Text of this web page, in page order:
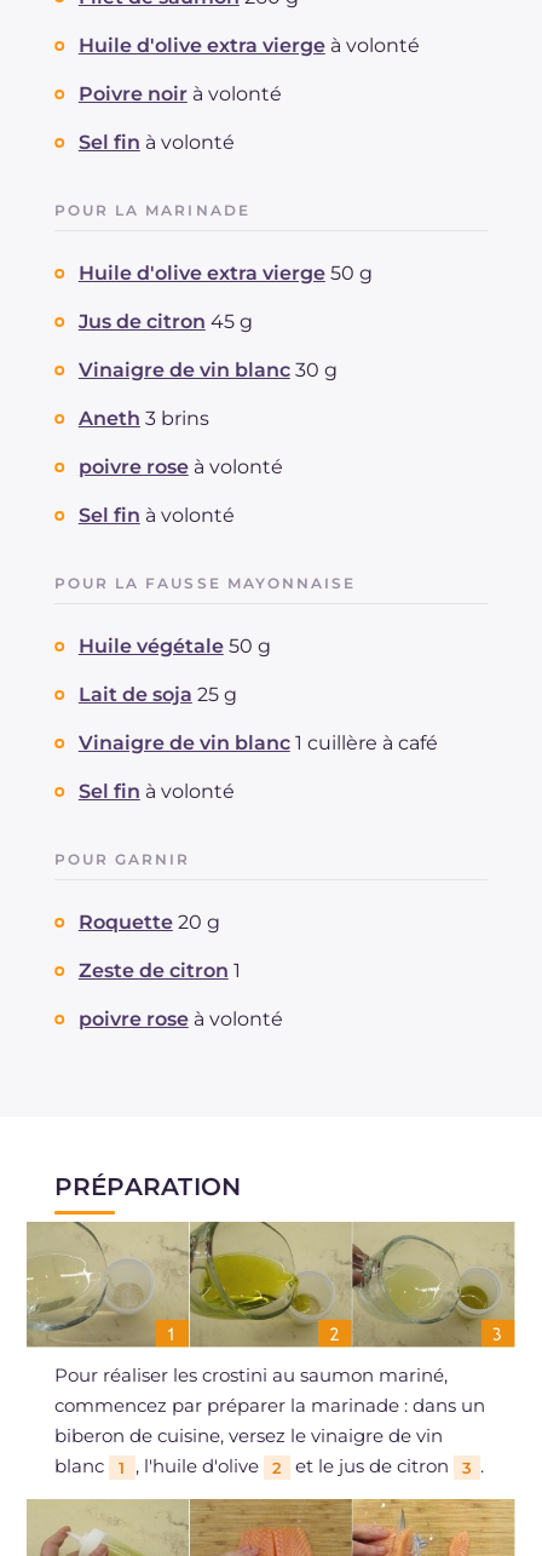
Cholestérol mg
Sodium
Huile d'olive extra vierge à volonté
Poivre noir à volonté
Sel fin à volonté
POUR LA MARINADE
Huile d'olive extra vierge 50 g
Jus de citron 45 g
Vinaigre de vin blanc 30 g
Aneth 3 brins
poivre rose à volonté
Sel fin à volonté
POUR LA FAUSSE MAYONNAISE
Huile végétale 50 g
Lait de soja 25 g
Vinaigre de vin blanc 1 cuillère à café
Sel fin à volonté
POUR GARNIR
Roquette 20 g
Zeste de citron 1
poivre rose à volonté
PRÉPARATION
Pour réaliser les crostini au saumon mariné,
commencez par préparer la marinade : dans un
biberon de cuisine, versez le vinaigre de vin
blanc
1 , l'huile d'olive 2 et le jus de citron 3 .